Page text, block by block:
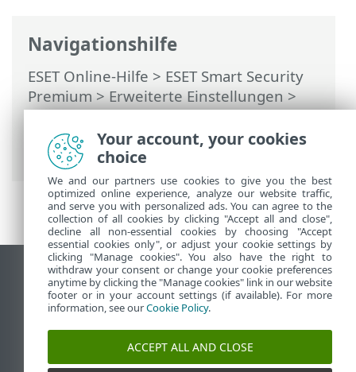
Navigationshilfe
ESET Online-Hilfe > ESET Smart Security
Premium>Erweiterte Einstellungen>
Schutzfunktionen>Gerätesteuerung>
Mikrofonkontrolle> Regel-Editor für
Mikrofonkontrolle
Desktop-Site anzeigen
End of Life
ESET Knowledgebase
ESET-Forum
ESET Status Portal
Your account, your cookies
choice
We and our partners use cookies to give you the best
optimized online experience, analyze our website traffic,
and serve you with personalized ads. You can agree to the
collection of all cookies by clicking "Accept all and close",
decline all non-essential cookies by choosing "Accept
essential cookies only", or adjust your cookie settings by
clicking "Manage cookies". You also have the right to
withdraw your consent or change your cookie preferences
anytime by clicking the "Manage cookies" link in our website
footer or in your account settings (if available). For more
information, see ourCookie Policy.
ACCEPT ALL AND CLOSE